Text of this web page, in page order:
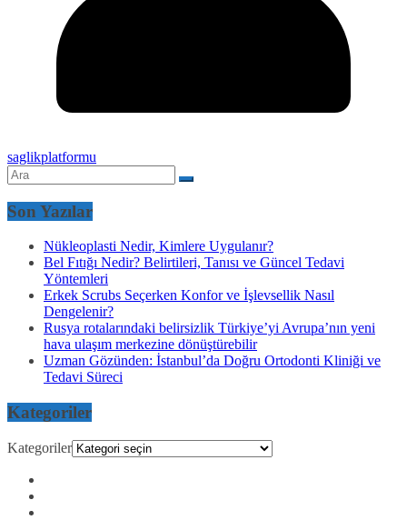
saglikplatformu
Son Yazılar
Nükleoplasti Nedir, Kimlere Uygulanır?
Bel Fıtığı Nedir? Belirtileri, Tanısı ve Güncel Tedavi
Yöntemleri
Erkek Scrubs Seçerken Konfor ve İşlevsellik Nasıl
Dengelenir?
Rusya rotalarındaki belirsizlik Türkiye’yi Avrupa’nın yeni
hava ulaşım merkezine dönüştürebilir
Uzman Gözünden: İstanbul’da Doğru Ortodonti Kliniği ve
Tedavi Süreci
Kategoriler
Kategoriler